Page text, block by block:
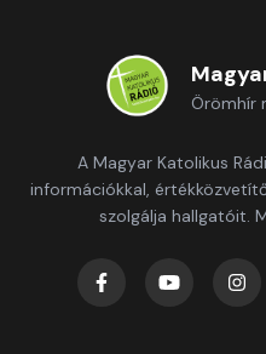
Örömhír
A Magyar Katolikus
információkkal,
szolgálja hallgatóit.